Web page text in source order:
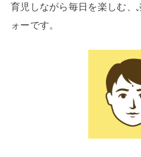
育児しながら毎日を楽しむ、
ォーです。